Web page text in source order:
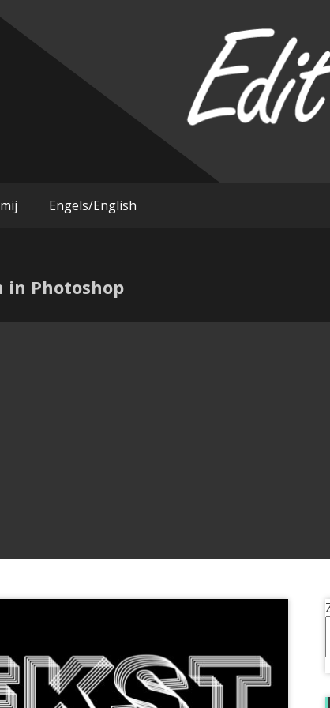
Engels/English
Photoshop